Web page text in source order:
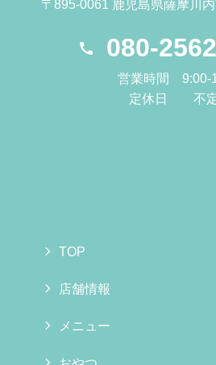
〒895-0061 鹿児島県薩摩川
080-
営業時間 9:00-
定休日 不
TOP
店舗情報
メニュー